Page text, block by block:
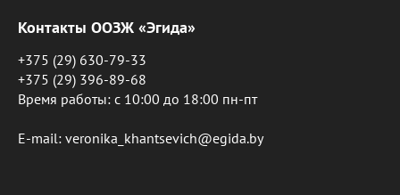
Контакты ООЗЖ «Эгида»
+375 (29) 630-79-33
+375 (29) 396-89-68
Время работы: c 10:00 до 18:00 пн-пт
E-mail: veronika_khantsevich@egida.by